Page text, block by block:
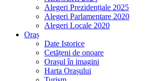
Alegeri Prezidențiale 2025
Alegeri Parlamentare 2020
Alegeri Locale 2020
Oraș
Date Istorice
Cetățeni de onoare
Orașul în imagini
Harta Orașului